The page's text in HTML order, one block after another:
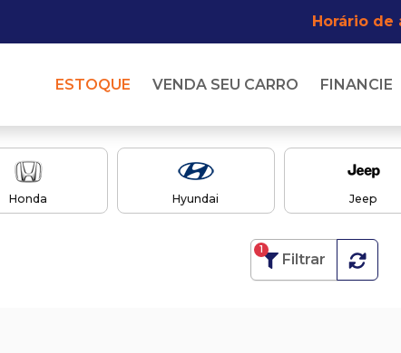
Horário de
ESTOQUE VENDA SEU CARRO FINANCIE
Honda Hyundai Jeep
Filtrar
1